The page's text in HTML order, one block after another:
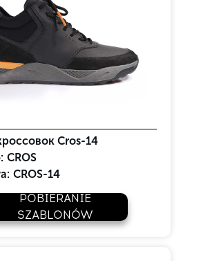
Cros-14
CROS
CROS-14
POBIERANIE
SZABLONÓW